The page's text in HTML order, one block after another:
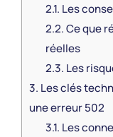
2.1. Les
2.2.Ce que
réelles
2.3. Les
3. Les clés
une erreur 502
3.1. Les